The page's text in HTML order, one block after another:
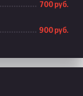
700 руб.
900 руб.